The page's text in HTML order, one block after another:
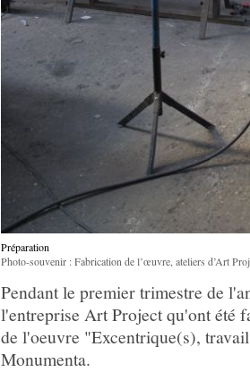
Préparation
Photo-souvenir : Fabrication de l’œuvre, ateliers d’Art
Pendant le premier trimestre de
l'entreprise Art Project qu'ont été
de l'oeuvre "Excentrique(s),
Monumenta.